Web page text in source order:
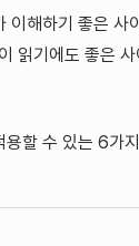
이해하기 좋은
읽기에도 좋은
할 수 있는 6가